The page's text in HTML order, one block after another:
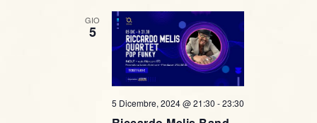
GIO
5
5 Dicembre, 2024 @ 21:30 -23:30